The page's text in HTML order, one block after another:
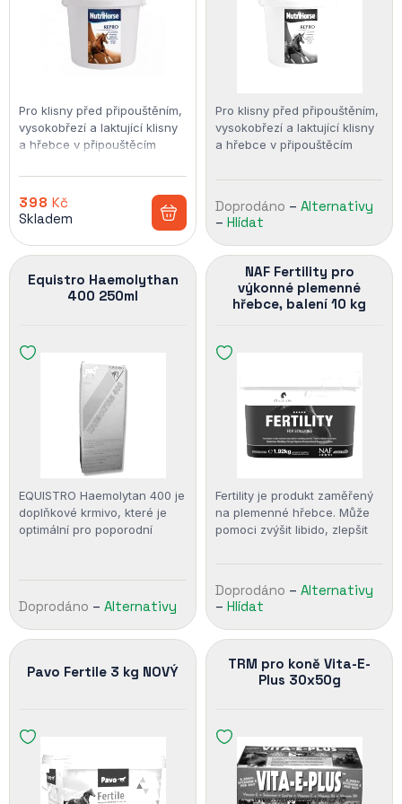
Pro klisny před připouštěním,
vysokobřezí a laktující klisny
a hřebce v připouštěcím
a vitaminu E podporuje
plodnost a…
398 Kč
Skladem
Pro klisny před připouštěním,
vysokobřezí a laktující klisny
a hřebce v připouštěcím
a vitaminu E podporuje
Doprodáno – Alternativy
– Hlídat
Equistro Haemolythan
400 250ml
EQUISTRO Haemolytan 400 je
doplňkové krmivo, které je
optimální pro poporodní
u sportovních…
Doprodáno – Alternativy
NAF Fertility pro
výkonné plemenné
hřebce, balení 10 kg
Fertility je produkt zaměřený
na plemenné hřebce. Může
pomoci zvýšit libido, zlepšit
optimální hladinu
Doprodáno – Alternativy
– Hlídat
Pavo Fertile 3 kg NOVÝ
TRM pro koně Vita-E-
Plus 30x50g